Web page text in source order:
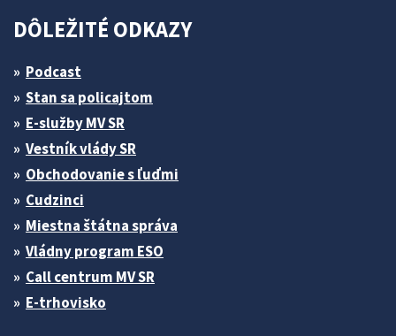
DÔLEŽITÉ ODKAZY
Podcast
Stan sa policajtom
E-služby MV SR
Vestník vlády SR
Obchodovanie s ľuďmi
Cudzinci
Miestna štátna správa
Vládny program ESO
Call centrum MV SR
E-trhovisko